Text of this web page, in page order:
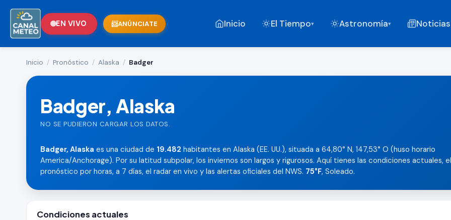
EN VIVO ANÚNCIATE Inicio El Tiempo▾ Astronomía▾ Noticias
Inicio / Pronóstico / Alaska / Badger
Badger, Alaska
NO SE PUDIERON CARGAR LOS DATOS.
Badger, Alaska es una ciudad de 19.482 habitantes en Alaska (EE. UU.), situada a 64,80° N, 147,53° O (huso horario
America/Anchorage). Por su latitud subpolar, los inviernos son largos y rigurosos. Aquí tienes las condiciones actuales, el
pronóstico por horas, a 7 días, el radar en vivo y las alertas oficiales del NWS. 75°F, Soleado.
Condiciones actuales